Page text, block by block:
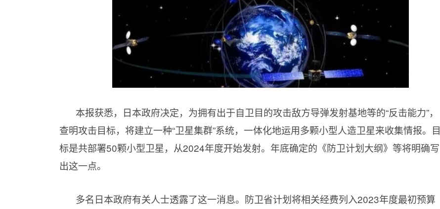
本报获悉，日本政府决定，为拥有出于自卫目的攻击敌方导弹发射基地等的“反击能力”，
查明攻击目标，将建立一种“卫星集群”系统，一体化地运用多颗小型人造卫星来收集情报。目
标是共部署50颗小型卫星，从2024年度开始发射。年底确定的《防卫计划大纲》等将明确写
出这一点。
多名日本政府有关人士透露了这一消息。防卫省计划将相关经费列入2023年度最初预算